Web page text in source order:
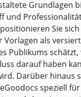
Grundlagen
und
Sie
Vorlagen als
Publikums schätzt,
darauf haben
Darüber hinaus
speziell